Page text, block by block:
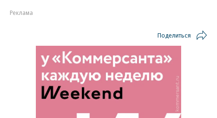
Реклама
Поделиться